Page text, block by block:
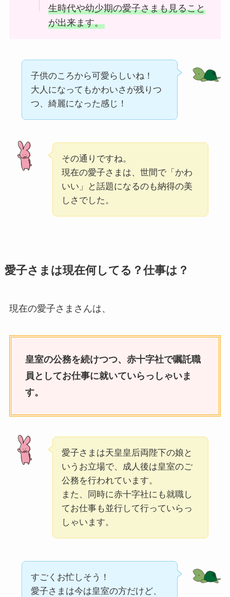
生時代や幼少期の愛子さまも見ること
が出来ます。
子供のころから可愛らしいね！
大人になってもかわいさが残りつ
つ、綺麗になった感じ！
その通りですね。
現在の愛子さまは、世間で「かわ
いい」と話題になるのも納得の美
しさでした。
愛子さまは現在何してる？仕事は？
現在の愛子さまさんは、
皇室の公務を続けつつ、赤十字社で嘱託職
員としてお仕事に就いていらっしゃいま
す。
愛子さまは天皇皇后両陛下の娘と
いうお立場で、成人後は皇室のご
公務を行われています。
また、同時に赤十字社にも就職し
てお仕事も並行して行っていらっ
しゃいます。
すごくお忙しそう！
愛子さまは今は皇室の方だけど、